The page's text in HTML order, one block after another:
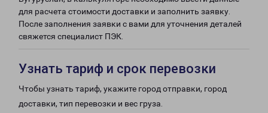
для расчета стоимости доставки и заполнить заявку.
После заполнения заявки с вами для уточнения деталей
свяжется специалист ПЭК.
Узнать тариф и срок перевозки
Чтобы узнать тариф, укажите город отправки, город
доставки, тип перевозки и вес груза.